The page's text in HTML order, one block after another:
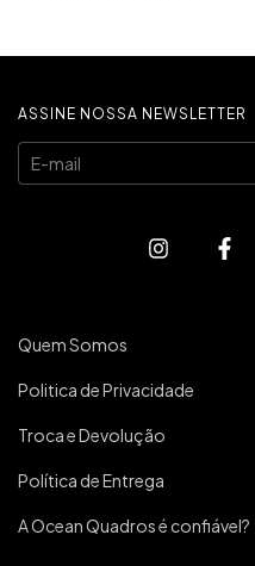
ASSINE NOSSA NEWSLETTER
Quem Somos
Politica de Privacidade
Troca e Devolução
Política de Entrega
A Ocean Quadros é confiável?